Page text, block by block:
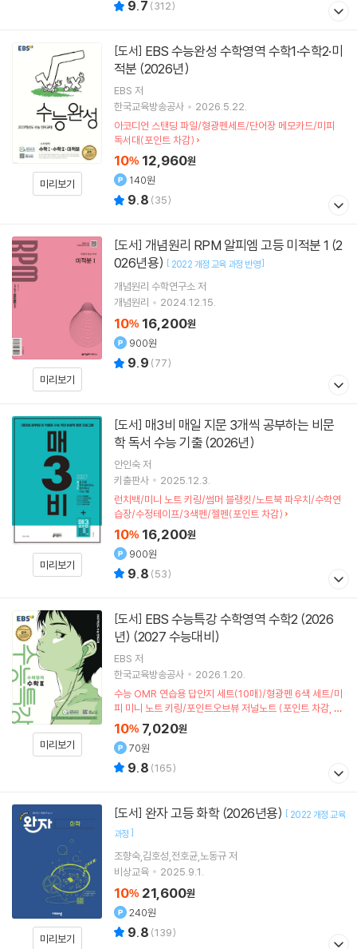
9.7 (312)
미리보기
[도서]
적분 (2026년)
EBS 저
한국교육방송공사
2026.5.22.
아코디언 스탠딩 파일/형광펜세트/단어장 메모카드/미피
독서대(포인트 차감)
10% 12,960원
140원
9.8 (35)
미리보기
[도서]
026년용) [ 2022 개정 교육 과정 반영]
개념원리 수학연구소저
개념원리
2024.12.15.
10% 16,200원
900원
9.9 (77)
미리보기
[도서]
학 독서 수능 기출 (2026년)
안인숙저
키출판사
2025.12.3.
런치백/미니 노트 키링/썸머 블랭킷/노트북 파우치/수학연
습장/수정테이프/3색펜/젤펜(포인트 차감)
10% 16,200원
900원
9.8 (53)
미리보기
[도서]
년) (2027 수능대비)
EBS 저
한국교육방송공사
2026.1.20.
수능 OMR 연습용 답안지 세트(10매)/형광펜 6색 세트/미
피 미니 노트 키링/포인트오브뷰 저널노트 (포인트 차감, 한
정수량)
10% 7,020원
70원
9.8 (165)
미리보기
[도서] 완자 고등 화학 (2026년용) [ 2022 개정 교육
과정 ]
조향숙,김호성,전호균,노동규 저
비상교육
2025.9.1.
10% 21,600원
240원
9.8 (139)